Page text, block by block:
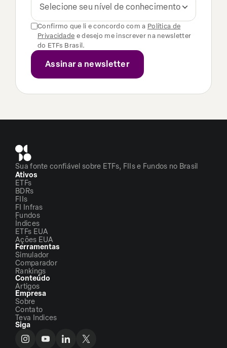
Selecione seu nível de conhecimento
Confirmo que li e concordo com a Política de
Privacidade e desejo me inscrever na newsletter
do ETFs Brasil.
Sua fonte confiável sobre ETFs, FIIs e Fundos no Brasil
Ativos
ETFs
BDRs
FIIs
FI Infras
Fundos
Índices
ETFs EUA
Ações EUA
Ferramentas
Simulador
Comparador
Rankings
Conteúdo
Artigos
Empresa
Sobre
Contato
Teva Indices
Siga